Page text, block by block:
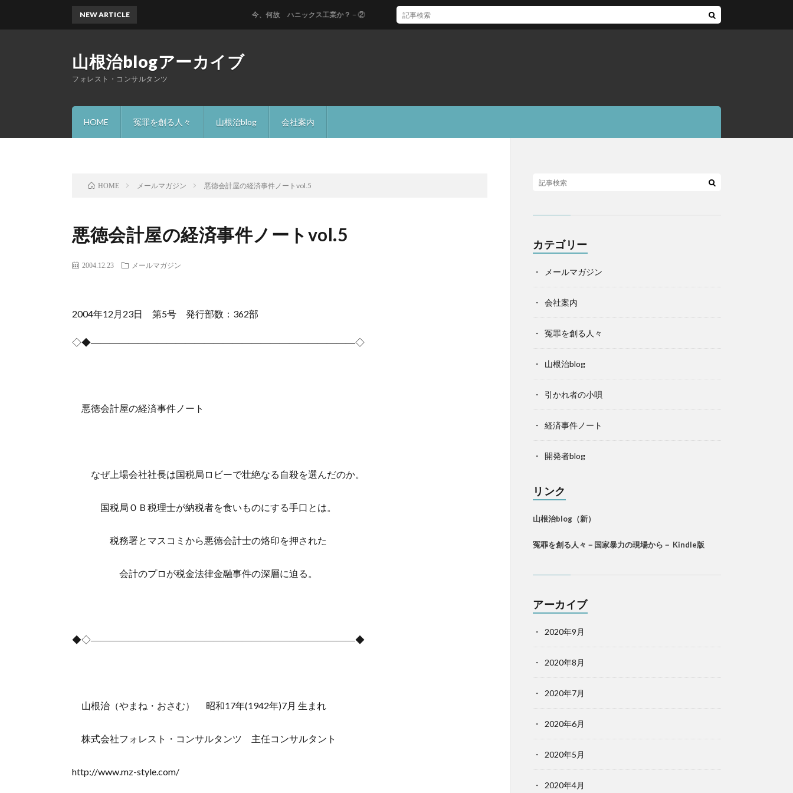
山根治blogアーカイブ
フォレスト・コンサルタンツ
HOME 冤罪を創る人々 山根治blog 会社案内
NEW ARTICLE 今、何故 ハニックス工業か？－②
HOME メールマガジン 悪徳会計屋の経済事件ノートvol.5
悪徳会計屋の経済事件ノートvol.5
2004.12.23 メールマガジン
2004年12月23日 第5号 発行部数：362部
◇◆――――――――――――――――――――――――――――◇
悪徳会計屋の経済事件ノート
なぜ上場会社社長は国税局ロビーで壮絶なる自殺を選んだのか。
国税局ＯＢ税理士が納税者を食いものにする手口とは。
税務署とマスコミから悪徳会計士の烙印を押された
会計のプロが税金法律金融事件の深層に迫る。
◆◇――――――――――――――――――――――――――――◆
山根治（やまね・おさむ） 昭和17年(1942年)7月 生まれ
株式会社フォレスト・コンサルタンツ 主任コンサルタント
http://www.mz-style.com/
カテゴリー
メールマガジン
会社案内
冤罪を創る人々
山根治blog
引かれ者の小唄
経済事件ノート
開発者blog
リンク
山根治blog（新）
冤罪を創る人々－国家暴力の現場から－ Kindle版
アーカイブ
2020年9月
2020年8月
2020年7月
2020年6月
2020年5月
2020年4月